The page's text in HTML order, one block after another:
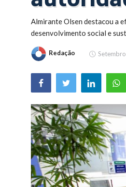
Almirante Olsen destacou a
desenvolvimento social e
Redação